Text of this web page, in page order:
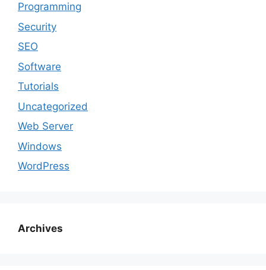
Programming
Security
SEO
Software
Tutorials
Uncategorized
Web Server
Windows
WordPress
Archives